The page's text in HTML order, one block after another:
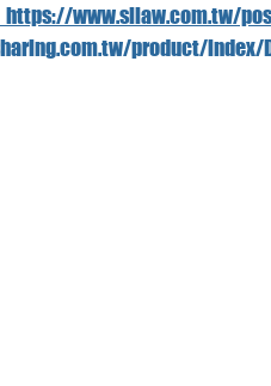
www.sllaw.com.tw/
product/index/